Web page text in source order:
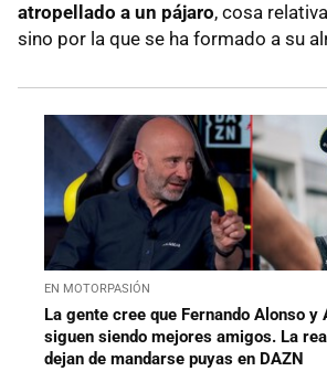
atropellado a un pájaro, cosa
sino por la que se ha formado a su
EN MOTORPASIÓN
La gente cree que Fernando Alonso y
siguen siendo mejores amigos. La
dejan de mandarse puyas en DAZN